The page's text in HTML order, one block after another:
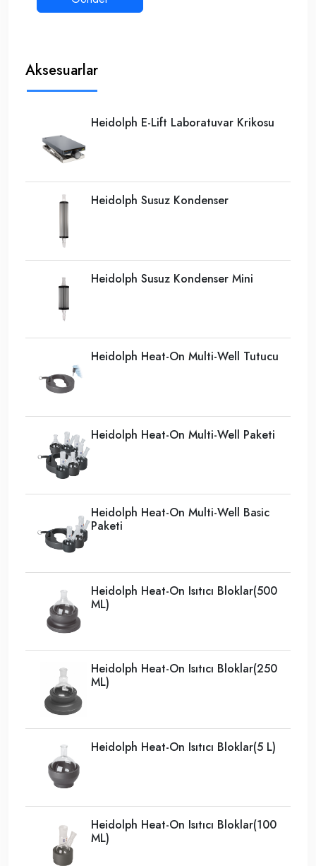
Aksesuarlar
Heidolph E-Lift Laboratuvar Krikosu
Heidolph Susuz Kondenser
Heidolph Susuz Kondenser Mini
Heidolph Heat-On Multi-Well Tutucu
Heidolph Heat-On Multi-Well Paketi
Heidolph Heat-On Multi-Well Basic
Paketi
Heidolph Heat-On Isıtıcı Bloklar(500
ML)
Heidolph Heat-On Isıtıcı Bloklar(250
ML)
Heidolph Heat-On Isıtıcı Bloklar(5 L)
Heidolph Heat-On Isıtıcı Bloklar(100
ML)